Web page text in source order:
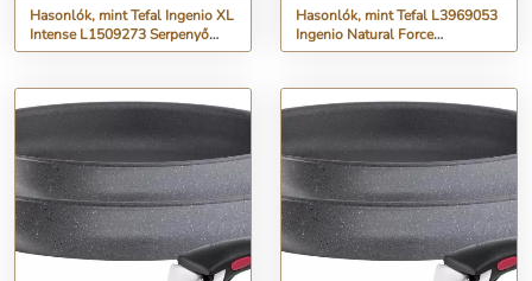
Hasonlók, mint Tefal Ingenio XL
Intense L1509273 Serpenyő
szett levehető nyéllel, 24 és 28
Hasonlók, mint Tefal L3969053
Ingenio Natural Force
edénykészlet, 5 db